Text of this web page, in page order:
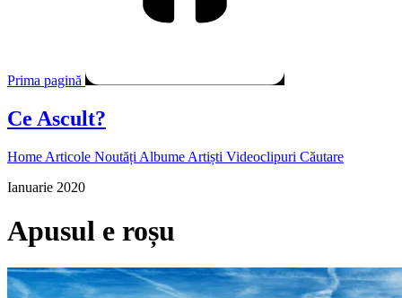
Prima pagină
Ce Ascult?
Home Articole Noutăți Albume Artiști Videoclipuri Căutare
Ianuarie 2020
Apusul e roșu
Pagina externă